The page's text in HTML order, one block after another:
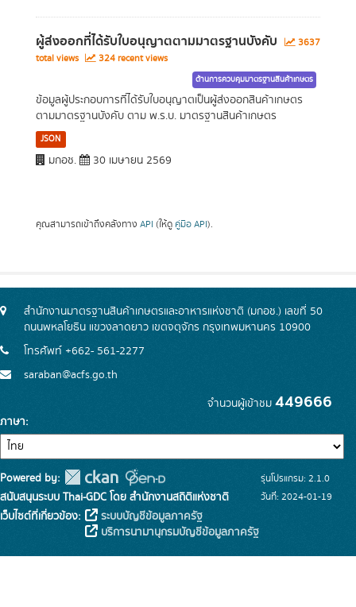
ผู้ส่งออกที่ได้รับใบอนุญาตตามมาตรฐานบังคับ
3637
total views
324 recent views
ด้านการควบคุมมาตรฐานสินค้าเกษตร
ข้อมูลผู้ประกอบการที่ได้รับใบอนุญาตเป็นผู้ส่งออกสินค้าเกษตร
ตามมาตรฐานบังคับ ตาม พ.ร.บ. มาตรฐานสินค้าเกษตร
JSON
มกอช. 30 เมษายน 2569
คุณสามารถเข้าถึงคลังทาง API (ให้ดู คู่มือ API).
สำนักงานมาตรฐานสินค้าเกษตรและอาหารแห่งชาติ (มกอช.) เลขที่ 50
ถนนพหลโยธิน แขวงลาดยาว เขตจตุจักร กรุงเทพมหานคร 10900
โทรศัพท์ +662- 561-2277
saraban@acfs.go.th
จำนวนผู้เข้าชม 449666
ภาษา
Powered by:
สนับสนุนระบบ Thai-GDC โดย สำนักงานสถิติแห่งชาติ
เว็บไซต์ที่เกี่ยวข้อง:
ระบบบัญชีข้อมูลภาครัฐ
บริการนามานุกรมบัญชีข้อมูลภาครัฐ
รุ่นโปรแกรม: 2.1.0
วันที่: 2024-01-19